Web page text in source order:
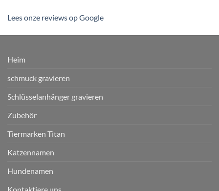
Lees onze reviews op Google
Heim
schmuck gravieren
Schlüsselanhänger gravieren
Zubehör
Tiermarken Titan
Katzennamen
Hundenamen
Kontaktiere uns